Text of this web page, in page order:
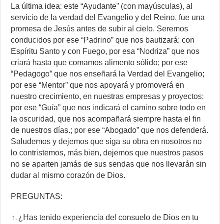
La última idea: este “Ayudante” (con mayúsculas), al
servicio de la verdad del Evangelio y del Reino, fue una
promesa de Jesús antes de subir al cielo. Seremos
conducidos por ese “Padrino” que nos bautizará: con
Espíritu Santo y con Fuego, por esa “Nodriza” que nos
criará hasta que comamos alimento sólido; por ese
“Pedagogo” que nos enseñará la Verdad del Evangelio;
por ese “Mentor” que nos apoyará y promoverá en
nuestro crecimiento, en nuestras empresas y proyectos;
por ese “Guía” que nos indicará el camino sobre todo en
la oscuridad, que nos acompañará siempre hasta el fin
de nuestros días.; por ese “Abogado” que nos defenderá.
Saludemos y dejemos que siga su obra en nosotros no
lo contristemos, más bien, dejemos que nuestros pasos
no se aparten jamás de sus sendas que nos llevarán sin
dudar al mismo corazón de Dios.
PREGUNTAS:
¿Has tenido experiencia del consuelo de Dios en tu